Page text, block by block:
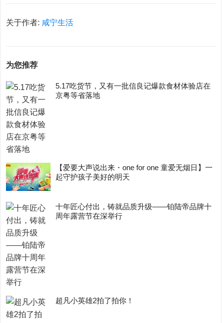
关于作者: 咸宁生活
为您推荐
5.17吃货节，又有一批信良记爆款食材体验店在
京粤等省落地
【爱要大声说出来・one for one 童爱无烟日】一
起守护孩子美好的明天
十年匠心付出，铸就品质升级——铂陆帝品牌十
周年露营节在深举行
超凡小英雄2拍了拍你！